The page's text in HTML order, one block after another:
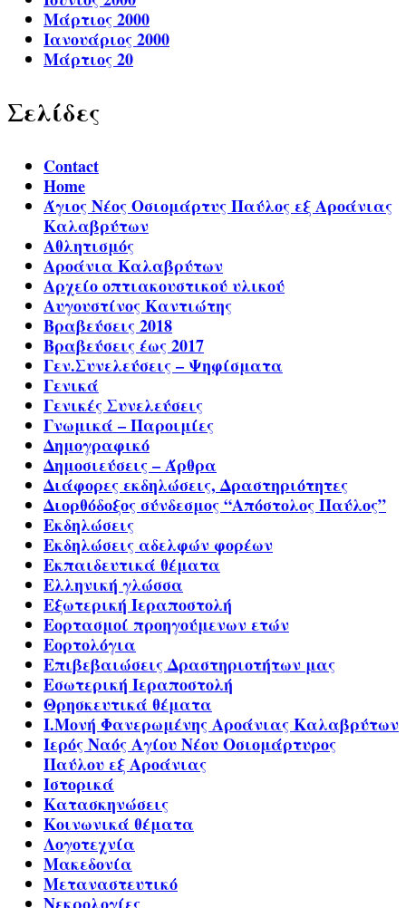
Μάρτιος 2000
Ιανουάριος 2000
Μάρτιος 20
Σελίδες
Contact
Home
Άγιος Νέος Οσιομάρτυς Παύλος εξ Αροάνιας
Καλαβρύτων
Αθλητισμός
Αροάνια Καλαβρύτων
Αρχείο οπτιακουστικού υλικού
Αυγουστίνος Καντιώτης
Βραβεύσεις 2018
Βραβεύσεις έως 2017
Γεν.Συνελεύσεις – Ψηφίσματα
Γενικά
Γενικές Συνελεύσεις
Γνωμικά – Παροιμίες
Δημογραφικό
Δημοσιεύσεις – Άρθρα
Διάφορες εκδηλώσεις, Δραστηριότητες
Διορθόδοξος σύνδεσμος “Απόστολος Παύλος”
Εκδηλώσεις
Εκδηλώσεις αδελφών φορέων
Εκπαιδευτικά θέματα
Ελληνική γλώσσα
Εξωτερική Ιεραποστολή
Εορτασμοί προηγούμενων ετών
Εορτολόγια
Επιβεβαιώσεις Δραστηριοτήτων μας
Εσωτερική Ιεραποστολή
Θρησκευτικά θέματα
Ι.Μονή Φανερωμένης Αροάνιας Καλαβρύτων
Ιερός Ναός Αγίου Νέου Οσιομάρτυρος
Παύλου εξ Αροάνιας
Ιστορικά
Κατασκηνώσεις
Κοινωνικά θέματα
Λογοτεχνία
Μακεδονία
Μεταναστευτικό